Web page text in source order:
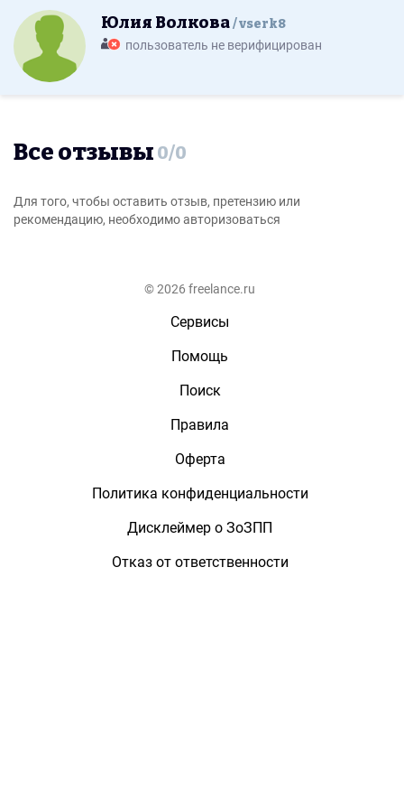
Юлия Волкова vserk8
пользователь не верифицирован
Все отзывы 0/0
Для того, чтобы оставить отзыв, претензию или
рекомендацию, необходимо авторизоваться
© 2026 freelance.ru
Сервисы
Помощь
Поиск
Правила
Оферта
Политика конфиденциальности
Дисклеймер о ЗоЗПП
Отказ от ответственности